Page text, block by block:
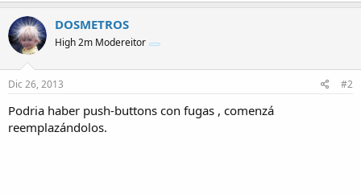
DOSMETROS
High 2m Modereitor
Dic 26, 2013 #2
Podria haber push-buttons con fugas , comenzá
reemplazándolos.